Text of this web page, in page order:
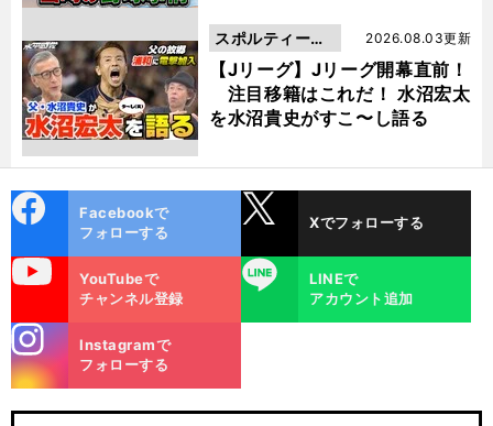
【Jリーグ】Jリーグ開幕直前！
注目移籍はこれだ！ 水沼宏太
を水沼貴史がすこ〜し語る
2026.08.03更新
スポルティーバ
動画
ok
Facebookで
フォローする
Xでフォローする
YouTubeで
チャンネル登録
LINE
LINEで
アカウント追加
m
Instagramで
フォローする